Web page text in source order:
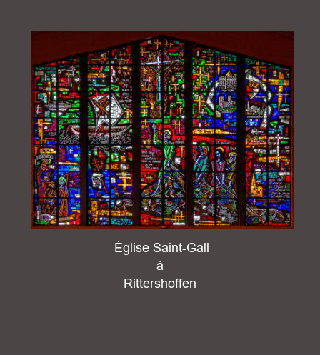
Église Saint-Gall
à
Rittershoffen